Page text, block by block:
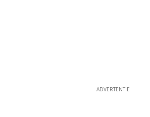
ADVERTENTIE